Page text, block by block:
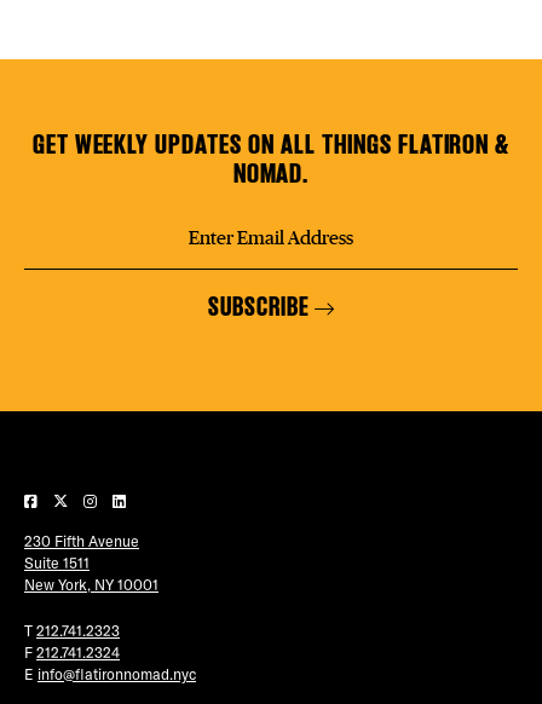
GET WEEKLY UPDATES ON ALL THINGS FLATIRON &
NOMAD.
SUBSCRIBE
230 Fifth Avenue
Suite 1511
New York, NY 10001
T 212.741.2323
F 212.741.2324
E info@flatironnomad.nyc